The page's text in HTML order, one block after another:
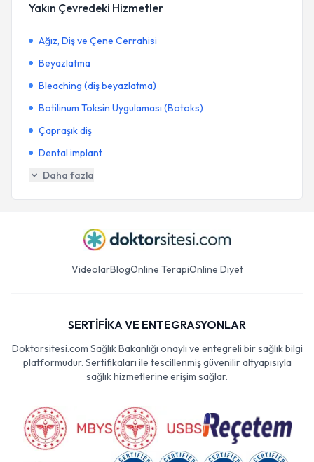
Yakın Çevredeki Hizmetler
Ağız, Diş ve Çene Cerrahisi
Beyazlatma
Bleaching (diş beyazlatma)
Botilinum Toksin Uygulaması (Botoks)
Çapraşık diş
Dental implant
Daha fazla
VideolarBlogOnline TerapiOnline Diyet
SERTİFİKA VE ENTEGRASYONLAR
Doktorsitesi.com Sağlık Bakanlığı onaylı ve entegreli bir sağlık bilgi
platformudur. Sertifikaları ile tescillenmiş güvenilir altyapısıyla
sağlık hizmetlerine erişim sağlar.